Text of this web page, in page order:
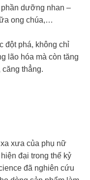
dưỡng nhan –
ong chúa,…
đột phá, không chỉ
lão hóa mà còn tăng
thẳng.
xưa của phụ nữ
đại trong thế kỷ
đã nghiên cứu